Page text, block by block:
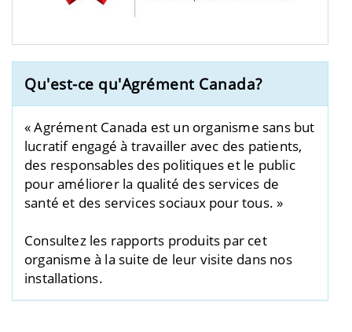
Qu'est-ce qu'Agrément Canada?
« Agrément Canada est un organisme sans but
lucratif engagé à travailler avec des patients,
des responsables des politiques et le public
pour améliorer la qualité des services de
santé et des services sociaux pour tous. »
Consultez les rapports produits par cet
organisme à la suite de leur visite dans nos
installations.